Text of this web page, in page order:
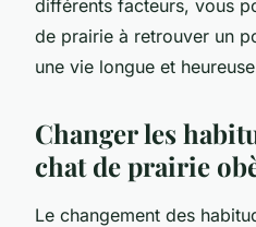
différents facteurs, vous
de prairie à retrouver un
une vie longue et
Changer les
chat de prairie
Le changement des